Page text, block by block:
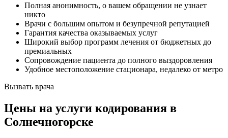
Полная анонимность, о вашем обращении не узнает
никто
Врачи с большим опытом и безупречной репутацией
Гарантия качества оказываемых услуг
Широкий выбор программ лечения от бюджетных до
премиальных
Сопровождение пациента до полного выздоровления
Удобное местоположение стационара, недалеко от метро
Вызвать врача
Цены на услуги кодирования в
Солнечногорске